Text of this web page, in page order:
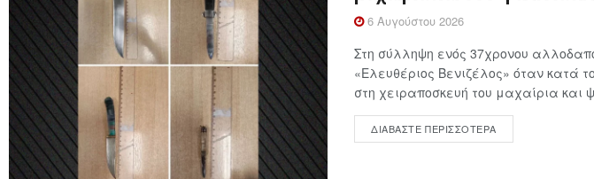
6 Αυγούστου 2026
Στη σύλληψη ενός 37χρονου
«Ελευθέριος Βενιζέλος» όταν κατά
στη χειραποσκευή του μαχαίρια και
ΔΙΑΒΆΣΤΕ ΠΕΡΙΣΣΌΤΕΡΑ